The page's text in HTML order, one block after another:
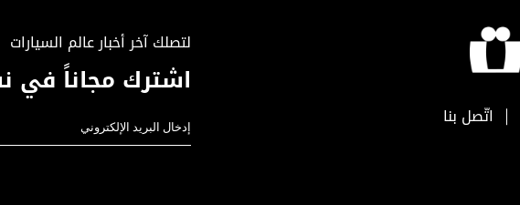
اتّصل بنا
لتصلك آخر أخبار عالم السيارات
اشترك مجاناً في